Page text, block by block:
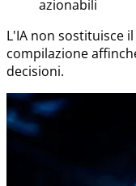
azionabili
L'IA non sostituisce
compilazione
decisioni.